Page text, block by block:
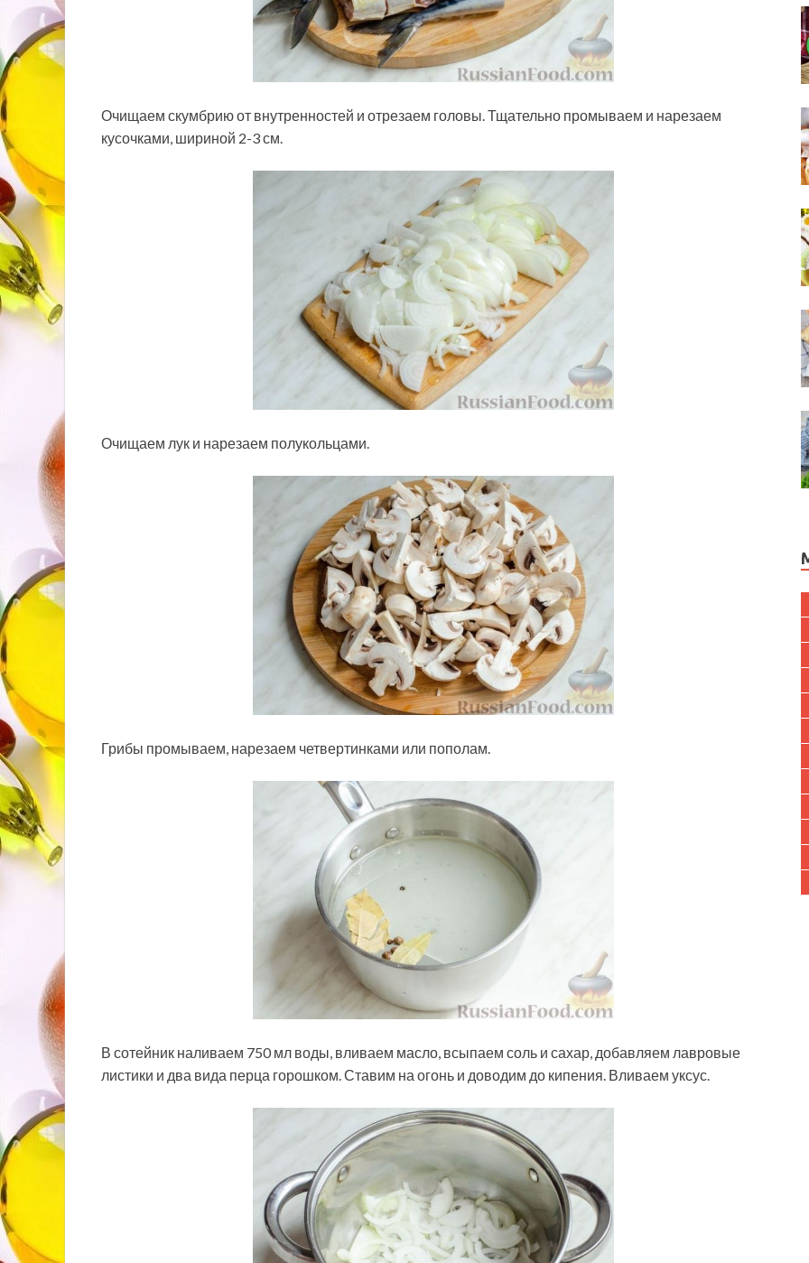
Очищаем скумбрию от внутренностей и отрезаем головы. Тщательно промываем и нарезаем
кусочками, шириной 2-3 см.
Очищаем лук и нарезаем полукольцами.
Грибы промываем, нарезаем четвертинками или пополам.
В сотейник наливаем 750 мл воды, вливаем масло, всыпаем соль и сахар, добавляем лавровые
листики и два вида перца горошком. Ставим на огонь и доводим до кипения. Вливаем уксус.